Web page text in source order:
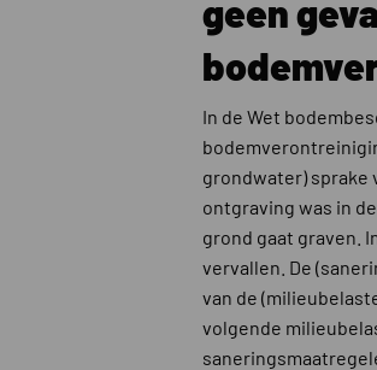
geen
In de Wet
grondwater) sprake
ontgraving was in
grond gaat graven.
vervallen. De
van de
volgende